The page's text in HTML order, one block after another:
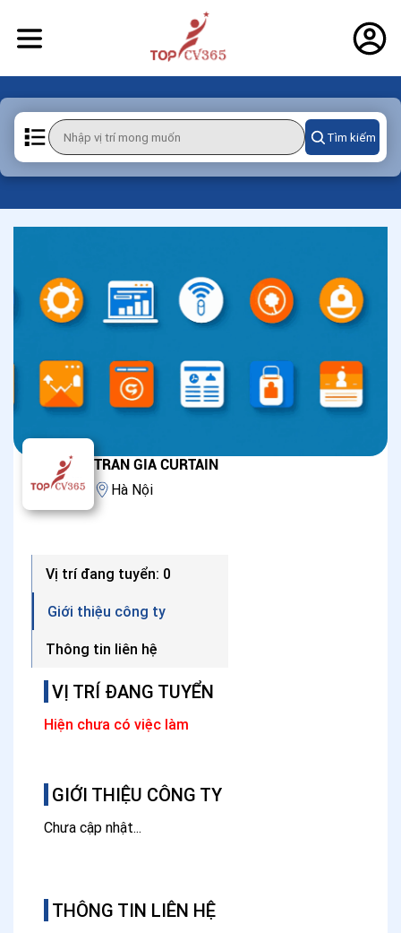
Tìm kiếm
TRAN GIA CURTAIN
Hà Nội
VỊ TRÍ ĐANG TUYỂN
Hiện chưa có việc làm
GIỚI THIỆU CÔNG TY
Chưa cập nhật...
THÔNG TIN LIÊN HỆ
Vị trí đang tuyển: 0
Giới thiệu công ty
Thông tin liên hệ